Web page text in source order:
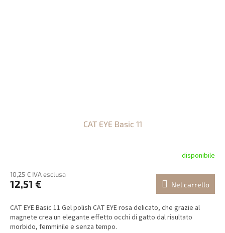
CAT EYE Basic 11
disponibile
10,25 € IVA esclusa
12,51 € Nel carrello
CAT EYE Basic 11 Gel polish CAT EYE rosa delicato, che grazie al
magnete crea un elegante effetto occhi di gatto dal risultato
morbido, femminile e senza tempo.